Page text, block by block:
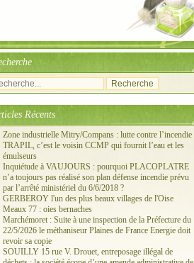
Récents
Zone industrielle Mitry/Compans : lutte contre l’incendie
TRAPIL, c’est le voisin CCMP qui fournit l’eau et les
émulseurs
Inquiétude à VAUJOURS : pourquoi PLACOPLATRE
n’a toujours pas réalisé son plan défense incendie prévu
par l’arrêté ministériel du 6/6/2018 ?
GERBEROY l'un des plus beaux villages de l'Oise
Meaux 77 : oies bernaches
Marchémoret : Suite à une inspection de la Préfecture du
22/5/2026 le méthaniseur Plaines de France Energie doit
revoir sa copie
SOUILLY 15 rue V. Drouet, entreposage illégal de